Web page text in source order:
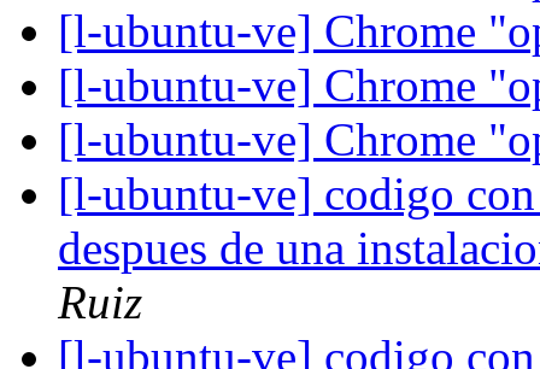
[l-ubuntu-ve] Chrome
[l-ubuntu-ve] Chrome
[l-ubuntu-ve] Chrome
[l-ubuntu-ve] codigo
despues de una
Ruiz
[l-ubuntu-ve] codigo